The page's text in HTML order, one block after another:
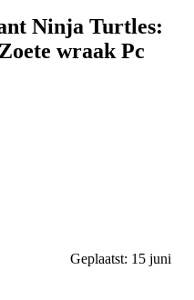
Ninja Turtles:
wraak Pc
Geplaatst: 15 juni